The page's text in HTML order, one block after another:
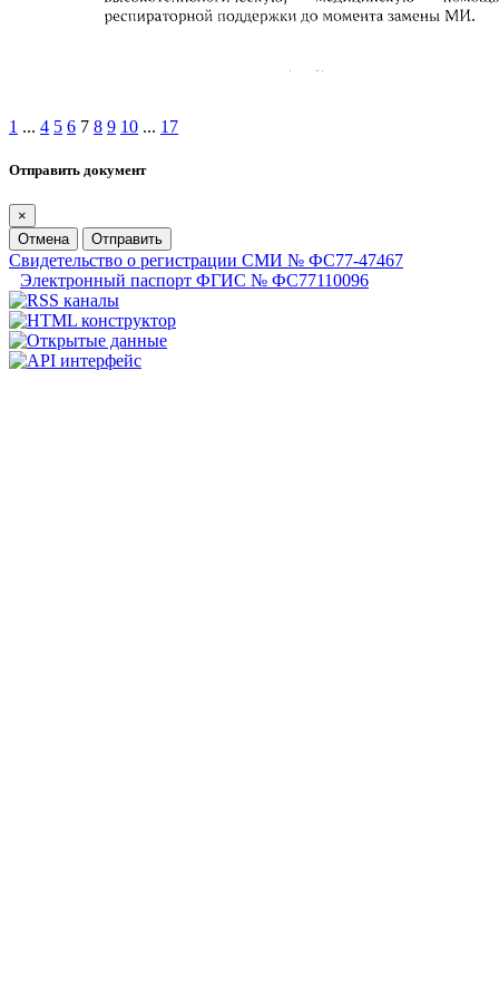
1 ... 4 5 6 7 8 9 10 ... 17
Отправить документ
×
Отмена
Отправить
Свидетельство о регистрации СМИ № ФС77-47467
Электронный паспорт ФГИС № ФС77110096